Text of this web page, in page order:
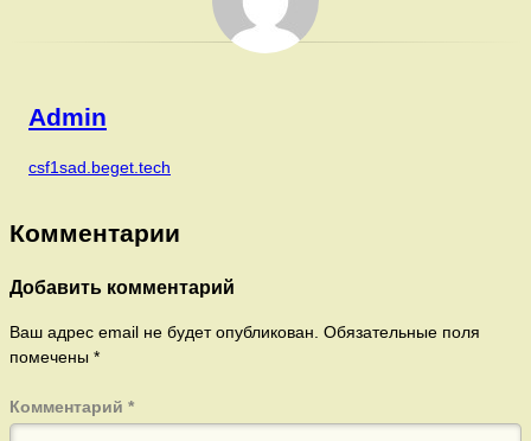
Admin
csf1sad.beget.tech
Комментарии
Добавить комментарий
Ваш адрес email не будет опубликован. Обязательные поля
помечены *
Комментарий *